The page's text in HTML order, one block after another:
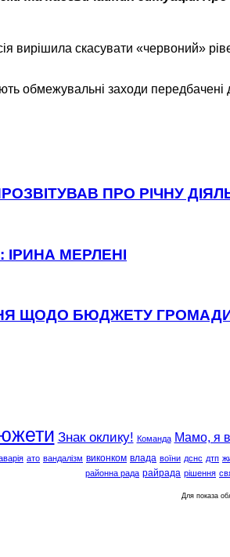
вирішила скасувати «червоний»
обмежувальні заходи
ПРО РІЧНУ
МЕРЛЕНІ
ЩОДО БЮДЖЕТУ
Знак оклику! Команда Мамо, я в
ато вандалізм виконком влада воїни дснс дтп
районна рада райрада рішення
Для показа